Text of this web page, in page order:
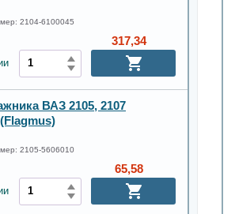
2104-6100045
317,34
ВАЗ 2105, 2107
2105-5606010
65,58